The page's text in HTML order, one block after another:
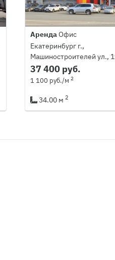
Аренда Офис
Екатеринбург г.,
Машиностроителей ул.,
37 400 руб.
1 100 руб./м 2
34.00 м 2